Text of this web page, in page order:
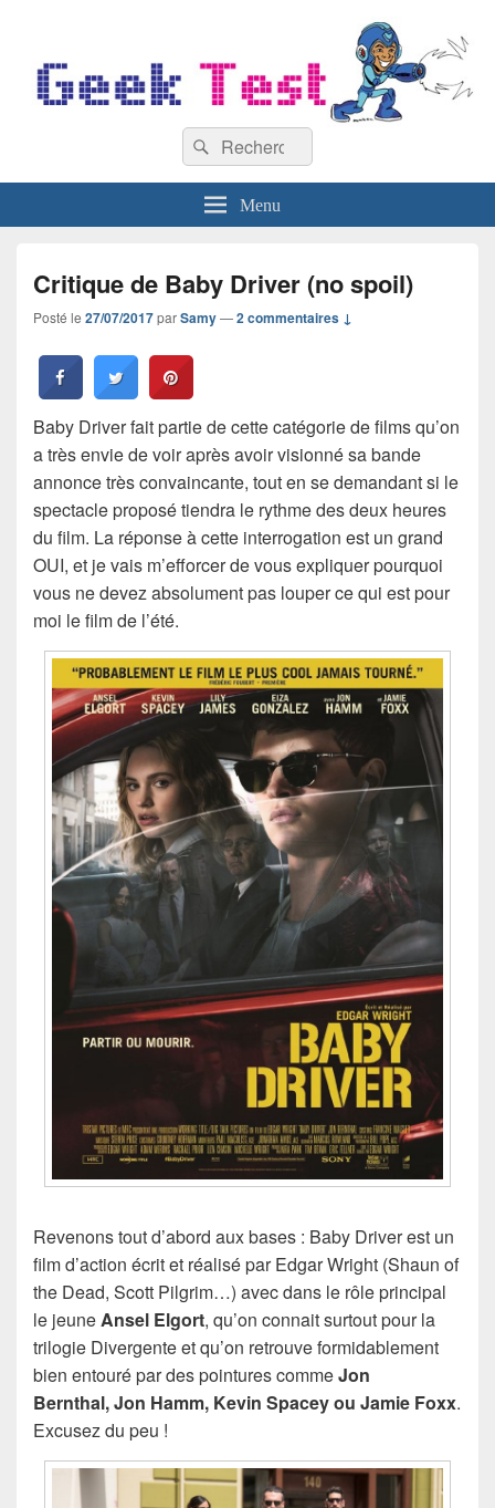
Recherche :
Rechercher
Menu
Critique de Baby Driver (no spoil)
Posté le 27/07/2017parSamy—2 commentaires ↓
Baby Driver fait partie de cette catégorie de films qu’on
a très envie de voir après avoir visionné sa bande
annonce très convaincante, tout en se demandant si le
spectacle proposé tiendra le rythme des deux heures
du film. La réponse à cette interrogation est un grand
OUI, et je vais m’efforcer de vous expliquer pourquoi
vous ne devez absolument pas louper ce qui est pour
moi le film de l’été.
Revenons tout d’abord aux bases : Baby Driver est un
film d’action écrit et réalisé par Edgar Wright (Shaun of
the Dead, Scott Pilgrim…) avec dans le rôle principal
le jeuneAnsel Elgort, qu’on connait surtout pour la
trilogie Divergente et qu’on retrouve formidablement
bien entouré par des pointures commeJon
Bernthal, Jon Hamm, Kevin Spacey ou Jamie Foxx.
Excusez du peu !